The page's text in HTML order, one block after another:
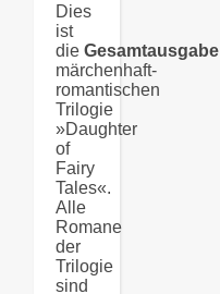
Dies
ist
die Gesamtausgabe
märchenhaft-
romantischen
Trilogie
»Daughter
of
Fairy
Tales«.
Alle
Romane
der
Trilogie
sind